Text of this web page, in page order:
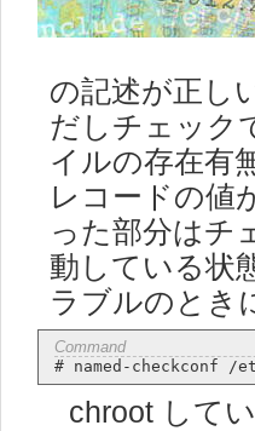
の記述が正し
だしチェック
イルの存在有
レコードの値
った部分はチ
動している状
ラブルのとき
chroot して